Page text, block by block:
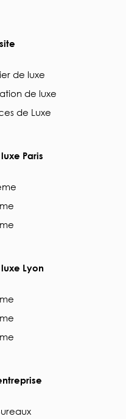
de luxe
de luxe
de Luxe
Paris
Lyon